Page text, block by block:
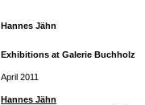
Hannes Jähn
Exhibitions at Galerie Buchholz
April 2011
Hannes Jähn